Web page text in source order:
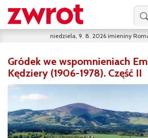
niedziela, 9. 8. 2026 imieniny
Gródek we wspomnieniach
Kędziery (1906-1978). Część II